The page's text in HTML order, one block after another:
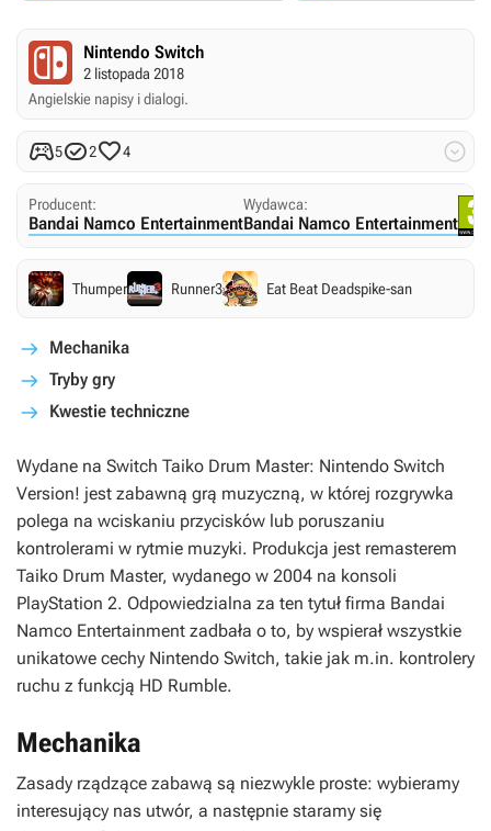
Nintendo Switch
2 listopada 2018
Angielskie napisy i dialogi.
524 
Producent:
Bandai Namco Entertainment
Wydawca:
Bandai Namco Entertainment
Thumper Runner3 Eat Beat Deadspike-san
Mechanika
Tryby gry
Kwestie techniczne
Wydane na Switch Taiko Drum Master: Nintendo Switch
Version! jest zabawną grą muzyczną, w której rozgrywka
polega na wciskaniu przycisków lub poruszaniu
kontrolerami w rytmie muzyki. Produkcja jest remasterem
Taiko Drum Master, wydanego w 2004 na konsoli
PlayStation 2. Odpowiedzialna za ten tytuł firma Bandai
Namco Entertainment zadbała o to, by wspierał wszystkie
unikatowe cechy Nintendo Switch, takie jak m.in. kontrolery
ruchu z funkcją HD Rumble.
Mechanika
Zasady rządzące zabawą są niezwykle proste: wybieramy
interesujący nas utwór, a następnie staramy się